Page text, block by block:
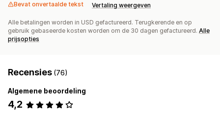
Bevat onvertaalde tekst Vertaling weergeven
Alle betalingen worden in USD gefactureerd. Terugkerende en op
gebruik gebaseerde kosten worden om de 30 dagen gefactureerd. Alle
prijsopties
Recensies (76)
Algemene beoordeling
4,2